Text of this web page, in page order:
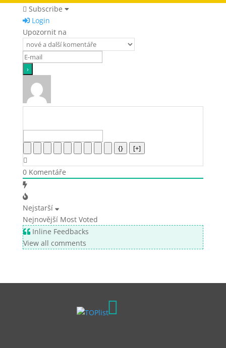
Subscribe
Login
Upozornit na
{} [+]
0Komentáře
Nejstarší
Nejnovější Most Voted
Inline Feedbacks
View all comments
